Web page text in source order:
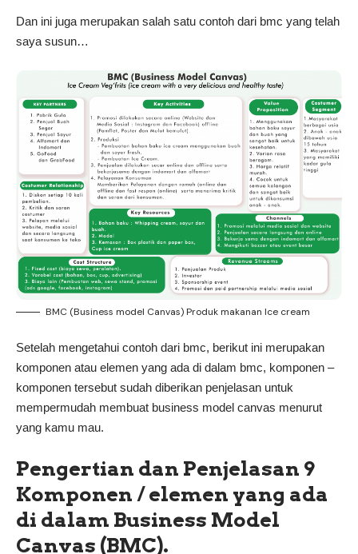
Dan ini juga merupakan salah satu contoh dari bmc yang telah
saya susun…
BMC (Business model Canvas) Produk makanan Ice cream
Setelah mengetahui contoh dari bmc, berikut ini merupakan
komponen atau elemen yang ada di dalam bmc, komponen –
komponen tersebut sudah diberikan penjelasan untuk
mempermudah membuat business model canvas menurut
yang kamu mau.
Pengertian dan Penjelasan 9
Komponen / elemen yang ada
di dalam Business Model
Canvas (BMC).